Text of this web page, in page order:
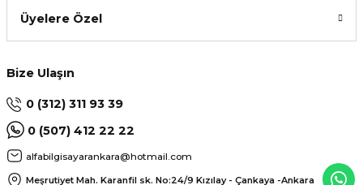
Üyelere Özel
Bize Ulaşın
0 (312) 311 93 39
0 (507) 412 22 22
alfabilgisayarankara@hotmail.com
Meşrutiyet Mah. Karanfil sk. No:24/9 Kızılay - Çankaya -Ankara